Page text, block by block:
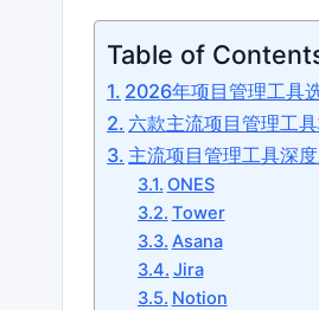
Table of
2026年项目管理工具
六款主流项目管理工
主流项目管理工具深
ONES
Tower
Asana
Jira
Notion